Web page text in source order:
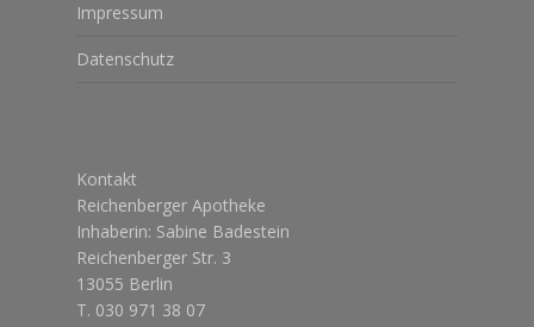
Impressum
Datenschutz
Kontakt
Reichenberger Apotheke
Inhaberin: Sabine Badestein
Reichenberger Str. 3
13055 Berlin
T. 030 971 38 07